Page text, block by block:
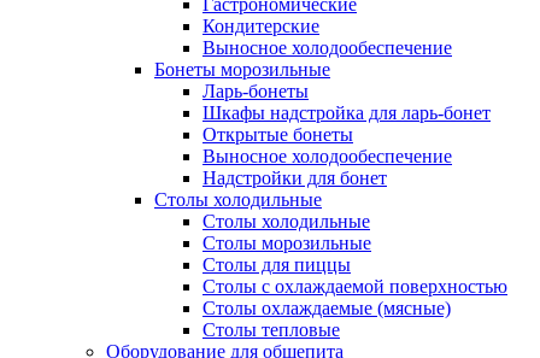
Гастрономические
Кондитерские
Выносное холодообеспечение
Бонеты морозильные
Ларь-бонеты
Шкафы надстройка для ларь-бонет
Открытые бонеты
Выносное холодообеспечение
Надстройки для бонет
Столы холодильные
Столы холодильные
Столы морозильные
Столы для пиццы
Столы с охлаждаемой поверхностью
Столы охлаждаемые (мясные)
Столы тепловые
Оборудование для общепита